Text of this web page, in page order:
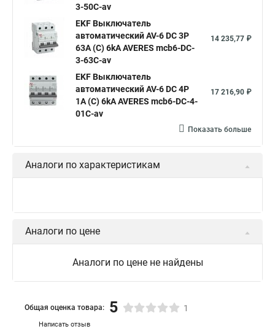
3-50C-av
EKF Выключатель
автоматический AV-6 DC 3P
63A (C) 6kA AVERES mcb6-DC-
3-63C-av
14 235,77 ₽
EKF Выключатель
автоматический AV-6 DC 4P
1A (C) 6kA AVERES mcb6-DC-4-
01C-av
17 216,90 ₽
Показать больше
Аналоги по характеристикам
Аналоги по цене
Аналоги по цене не найдены
Написать отзыв
Общая оценка товара: 5 1